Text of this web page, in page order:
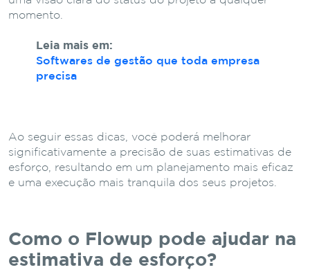
momento.
Leia mais em:
Softwares de gestão que toda empresa
precisa
Ao seguir essas dicas, você poderá melhorar
significativamente a precisão de suas estimativas de
esforço, resultando em um planejamento mais eficaz
e uma execução mais tranquila dos seus projetos.
Como o Flowup pode ajudar na
estimativa de esforço?